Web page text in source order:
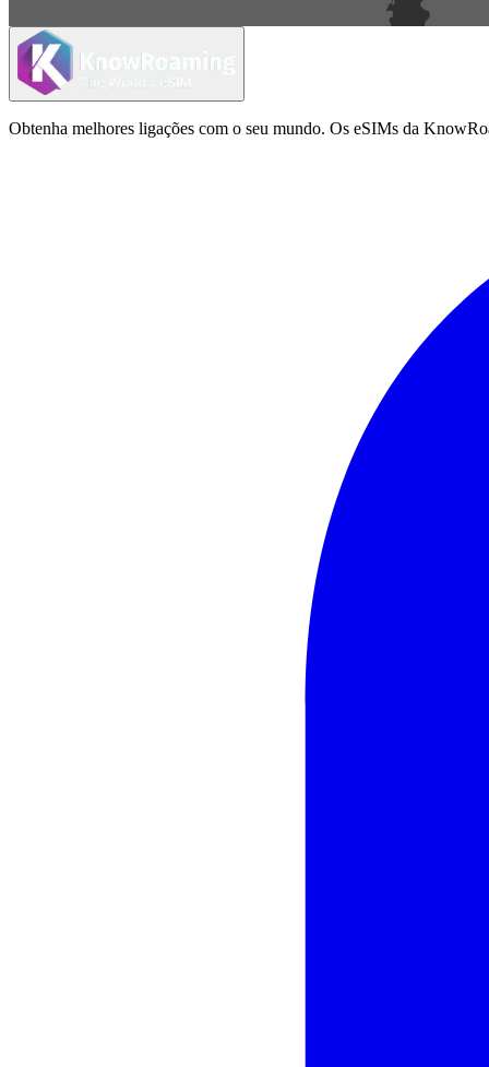
Obtenha melhores ligações com o seu mundo. Os eSIMs da